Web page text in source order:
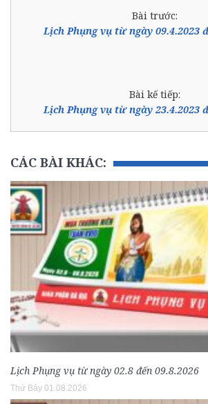
Bài trước:
Lịch Phụng vụ từ ngày 09.4.2023
Bài kế tiếp:
Lịch Phụng vụ từ ngày 23.4.2023
CÁC BÀI KHÁC:
Lịch Phụng vụ từ ngày 02.8 đến 09.8.2026
Thứ Bảy 01.08.2026